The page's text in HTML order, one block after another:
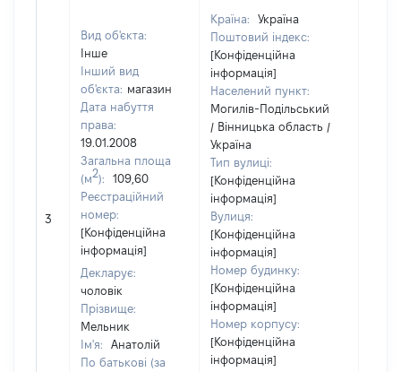
3
Вид об'єкта:
Інше
Інший вид
об'єкта: магазин
Дата набуття
права:
19.01.2008
Загальна площа
(м2):
109,60
Реєстраційний
номер:
[Конфіденційна
інформація]
Декларує:
чоловік
Прізвище:
Мельник
Ім'я:
Анатолій
По батькові (за
Країна:
Україна
Поштовий індекс:
[Конфіденційна
інформація]
Населений пункт:
Могилів-Подільський
/ Вінницька область /
Україна
Тип вулиці:
[Конфіденційна
інформація]
Вулиця:
[Конфіденційна
інформація]
Номер будинку:
[Конфіденційна
інформація]
Номер корпусу:
[Конфіденційна
інформація]